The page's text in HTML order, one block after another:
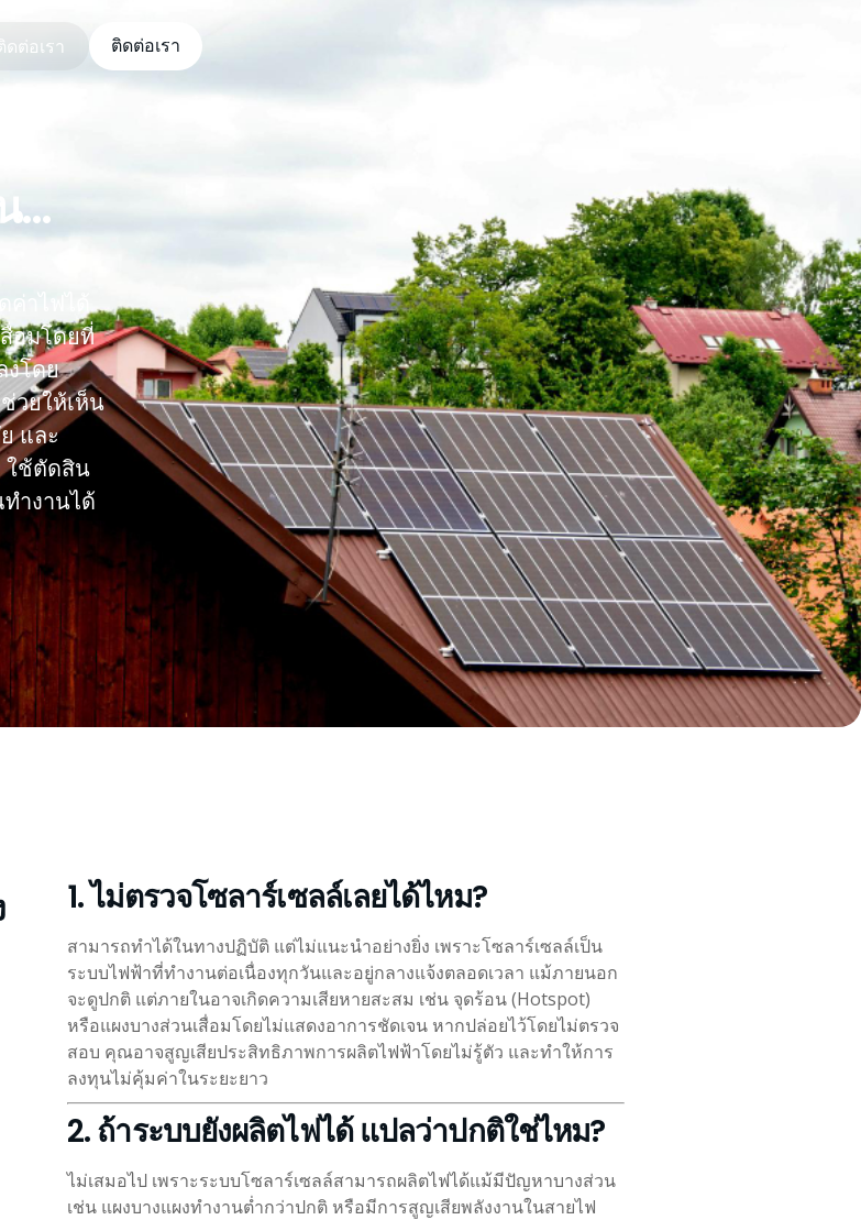
ดต่อเรา ติดต่อเรา
…
าไฟได้
อมโดยที่
โดย
วยให้เห็น
และ
ใช้ตัดสิน
ำงานได้
1. ไม่ตรวจโซลาร์เซลล์เลยได้ไหม?
สามารถทำได้ในทางปฏิบัติ แต่ไม่แนะนำอย่างยิ่ง เพราะโซลาร์เซลล์เป็น
ระบบไฟฟ้าที่ทำงานต่อเนื่องทุกวันและอยู่กลางแจ้งตลอดเวลา แม้ภายนอก
จะดูปกติ แต่ภายในอาจเกิดความเสียหายสะสม เช่น จุดร้อน (Hotspot)
หรือแผงบางส่วนเสื่อมโดยไม่แสดงอาการชัดเจน หากปล่อยไว้โดยไม่ตรวจ
สอบ คุณอาจสูญเสียประสิทธิภาพการผลิตไฟฟ้าโดยไม่รู้ตัว และทำให้การ
ลงทุนไม่คุ้มค่าในระยะยาว
2. ถ้าระบบยังผลิตไฟได้ แปลว่าปกติใช่ไหม?
ไม่เสมอไป เพราะระบบโซลาร์เซลล์สามารถผลิตไฟได้แม้มีปัญหาบางส่วน
เช่น แผงบางแผงทำงานต่ำกว่าปกติ หรือมีการสูญเสียพลังงานในสายไฟ